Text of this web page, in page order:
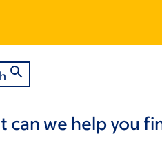
can we help you